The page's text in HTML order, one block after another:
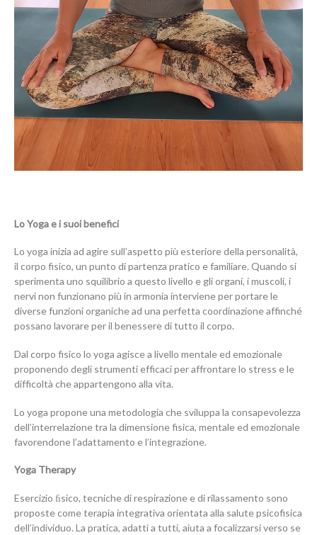
Lo Yoga e i suoi benefici
Lo yoga inizia ad agire sull’aspetto più esteriore della personalità,
il corpo fisico, un punto di partenza pratico e familiare. Quando si
sperimenta uno squilibrio a questo livello e gli organi, i muscoli, i
nervi non funzionano più in armonia interviene per portare le
diverse funzioni organiche ad una perfetta coordinazione affinché
possano lavorare per il benessere di tutto il corpo.
Dal corpo fisico lo yoga agisce a livello mentale ed emozionale
proponendo degli strumenti efficaci per affrontare lo stress e le
difficoltà che appartengono alla vita.
Lo yoga propone una metodologia che sviluppa la consapevolezza
dell’interrelazione tra la dimensione fisica, mentale ed emozionale
favorendone l’adattamento e l’integrazione.
Yoga Therapy
Esercizio ﬁsico, tecniche di respirazione e di rilassamento sono
proposte come terapia integrativa orientata alla salute psicofisica
dell’individuo. La pratica, adatti a tutti, aiuta a focalizzarsi verso se